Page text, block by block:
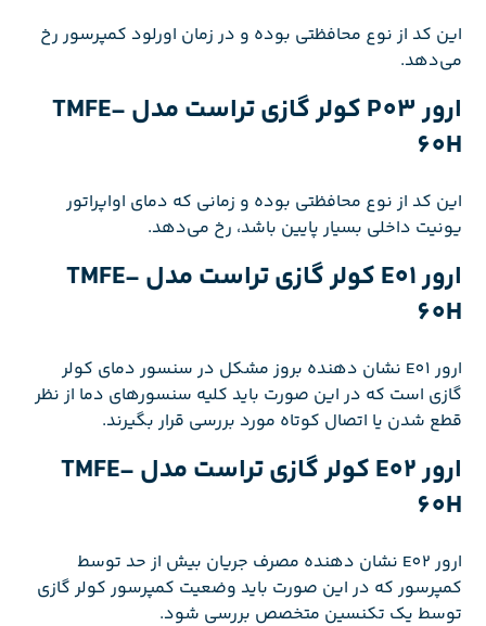
این کد از نوع محافظتی بوده و در زمان اورلود کمپرسور رخ
می‌دهد.
ارور P03 کولر گازی تراست مدل TMFE-
60H
این کد از نوع محافظتی بوده و زمانی که دمای اواپراتور
یونیت داخلی بسیار پایین باشد، رخ می‌دهد.
ارور E01 کولر گازی تراست مدل TMFE-
60H
ارور E01 نشان دهنده بروز مشکل در سنسور دمای کولر
گازی است که در این صورت باید کلیه سنسورهای دما از نظر
قطع شدن یا اتصال کوتاه مورد بررسی قرار بگیرند.
ارور E02 کولر گازی تراست مدل TMFE-
60H
ارور E02 نشان دهنده مصرف جریان بیش از حد توسط
کمپرسور که در این صورت باید وضعیت کمپرسور کولر گازی
توسط یک تکنسین متخصص بررسی شود.